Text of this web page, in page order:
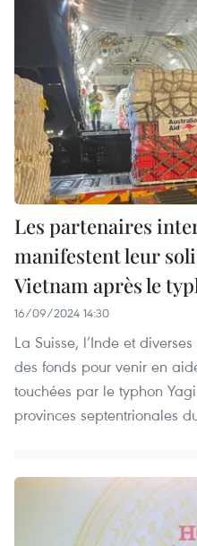
Les partenaires
manifestent leur
Vietnam après le
16/09/2024 14:30
La Suisse, l’Inde et
des fonds pour venir en
touchées par le typhon
provinces septentrionales